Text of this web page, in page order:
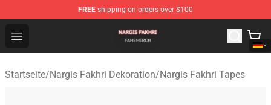
FREE shipping on orders over $100
Open menu
Nargis Fakhri Shop - Official Nargis Fakhri Merchandise
Startseite/Nargis Fakhri Dekoration/Nargis Fakhri Tapes